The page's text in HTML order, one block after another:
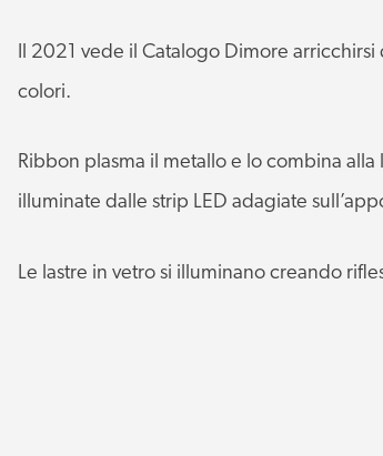
Il 2021 vede il Catalogo Dimore
colori.
Ribbon plasma il metallo e lo combina
illuminate dalle strip LED adagiate
Le lastre in vetro si illuminano creando